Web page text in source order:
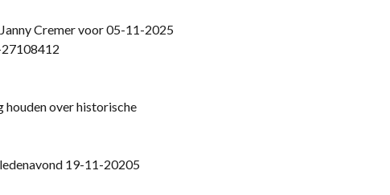
Cremer voor 05-11-2025
27108412
houden over historische
19-11-20205